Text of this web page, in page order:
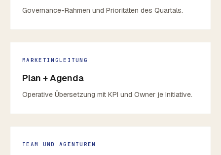
Governance-Rahmen und Prioritäten des Quartals.
MARKETINGLEITUNG
Plan + Agenda
Operative Übersetzung mit KPI und Owner je Initiative.
TEAM UND AGENTUREN